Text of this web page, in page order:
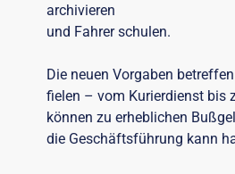
archivieren
und Fahrer schulen.
Die neuen Vorgaben
fielen – vom Kurierdienst bis
können zu erheblichen
die Geschäftsführung kann